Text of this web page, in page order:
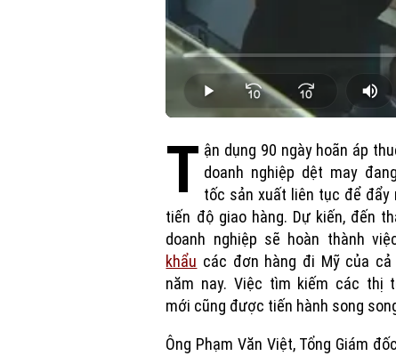
Loaded:
0.00%
Play
T ận dụng 90 ngày hoãn áp
doanh nghiệp dệt may
tốc sản xuất liên tục để đẩy
tiến độ giao hàng. Dự kiến, đến
doanh nghiệp sẽ hoàn thành
khẩu các đơn hàng đi Mỹ của cả
năm nay. Việc tìm kiếm các thị
mới cũng được tiến hành song
Ông Phạm Văn Việt, Tổng Giám